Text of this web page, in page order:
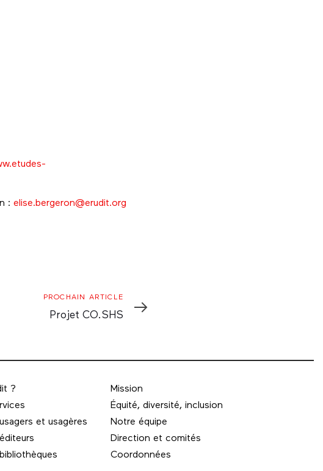
: elise.bergeron@erudit.org
Prochain
Article
PROCHAIN ARTICLE
Projet CO.SHS
?
et usagères
Mission
Équité, diversité, inclusion
Notre équipe
Direction et comités
Coordonnées